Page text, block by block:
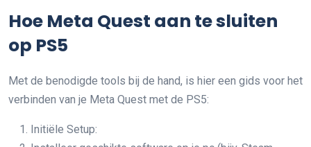
Hoe Meta Quest aan te sluiten
op PS5
Met de benodigde tools bij de hand, is hier een gids voor het
verbinden van je Meta Quest met de PS5:
Initiële Setup: